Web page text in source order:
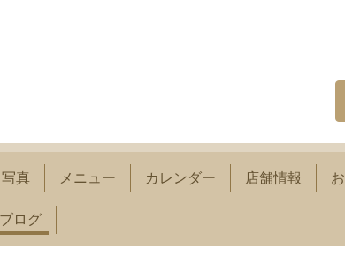
写真 メニュー カレンダー 店舗情報
ブログ